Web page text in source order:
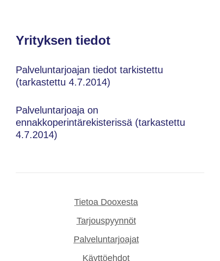
Yrityksen tiedot
Palveluntarjoajan tiedot tarkistettu
(tarkastettu 4.7.2014)
Palveluntarjoaja on
ennakkoperintärekisterissä (tarkastettu
4.7.2014)
Tietoa Dooxesta
Tarjouspyynnöt
Palveluntarjoajat
Käyttöehdot